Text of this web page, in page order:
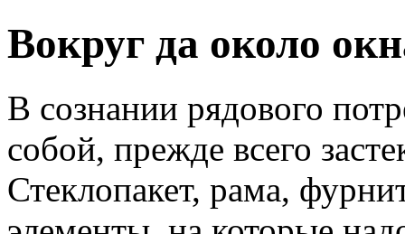
Вокруг да около
В сознании рядового
собой, прежде всего
Стеклопакет, рама,